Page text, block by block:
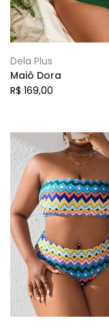
Dela Plus
Maiô Dora
R$ 169,00